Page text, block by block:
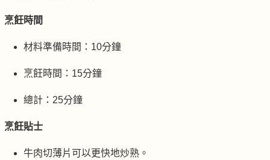
烹飪時間
材料準備時間：10分鐘
烹飪時間：15分鐘
總計：25分鐘
烹飪貼士
牛肉切薄片可以更快地炒熟。